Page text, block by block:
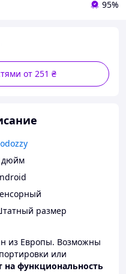
95%
от 251 ₴
дюйм
размер
из Европы. Возможны
или
на функциональность